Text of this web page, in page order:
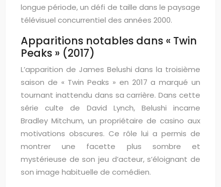
longue période, un défi de taille dans le paysage
télévisuel concurrentiel des années 2000.
Apparitions notables dans « Twin
Peaks » (2017)
L’apparition de James Belushi dans la troisième
saison de « Twin Peaks » en 2017 a marqué un
tournant inattendu dans sa carrière. Dans cette
série culte de David Lynch, Belushi incarne
Bradley Mitchum, un propriétaire de casino aux
motivations obscures. Ce rôle lui a permis de
montrer une facette plus sombre et
mystérieuse de son jeu d’acteur, s’éloignant de
son image habituelle de comédien.